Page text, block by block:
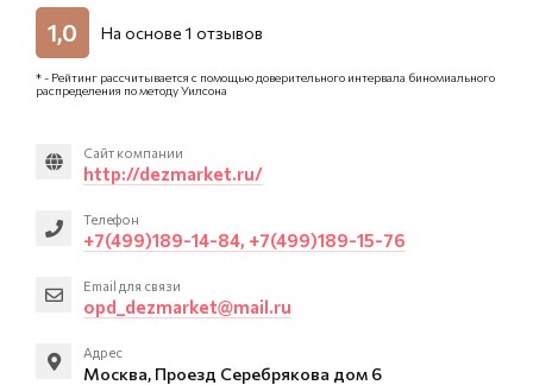
1,0 На основе 1 отзывов
* - Рейтинг рассчитывается с помощью доверительного интервала биномиального
распределения по методу Уилсона
Сайт компании
http://dezmarket.ru/
Телефон
+7(499)189-14-84, +7(499)189-15-76
Email для связи
opd_dezmarket@mail.ru
Адрес
Москва, Проезд Серебрякова дом 6